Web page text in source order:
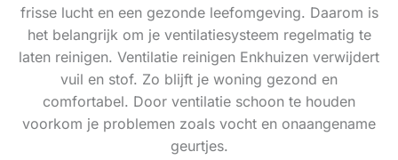
frisse lucht en een gezonde leefomgeving. Daarom is
het belangrijk om je ventilatiesysteem regelmatig te
laten reinigen. Ventilatie reinigen Enkhuizen verwijdert
vuil en stof. Zo blijft je woning gezond en
comfortabel. Door ventilatie schoon te houden
voorkom je problemen zoals vocht en onaangename
geurtjes.